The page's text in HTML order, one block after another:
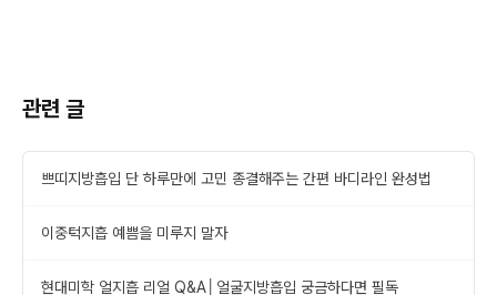
관련 글
쁘띠지방흡입 단 하루만에 고민 종결해주는 간편 바디라인 완성법
이중턱지흡 예쁨을 미루지 말자
현대미학 얼지흡 리얼 Q&A│얼굴지방흡입 궁금하다면 필독